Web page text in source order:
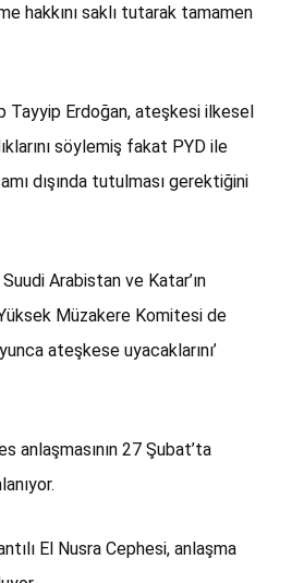
hakkını saklı tutarak tamamen
Tayyip Erdoğan, ateşkesi ilkesel
söylemiş fakat PYD ile
dışında tutulması gerektiğini
Arabistan ve Katar’ın
Müzakere Komitesi de
ateşkese uyacaklarını’
anlaşmasının 27 Şubat’ta
El Nusra Cephesi, anlaşma